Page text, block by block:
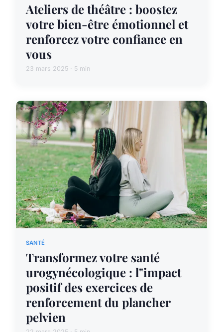
Ateliers de théâtre : boostez
votre bien-être émotionnel et
renforcez votre confiance en
vous
23 mars 2025 · 5 min
SANTÉ
Transformez votre santé
urogynécologique : l"impact
positif des exercices de
renforcement du plancher
pelvien